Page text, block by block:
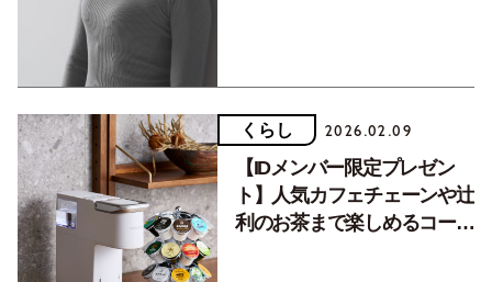
くらし 2026.02.09
【IDメンバー限定プレゼン
ト】人気カフェチェーンや辻
利のお茶まで楽しめるコーヒ